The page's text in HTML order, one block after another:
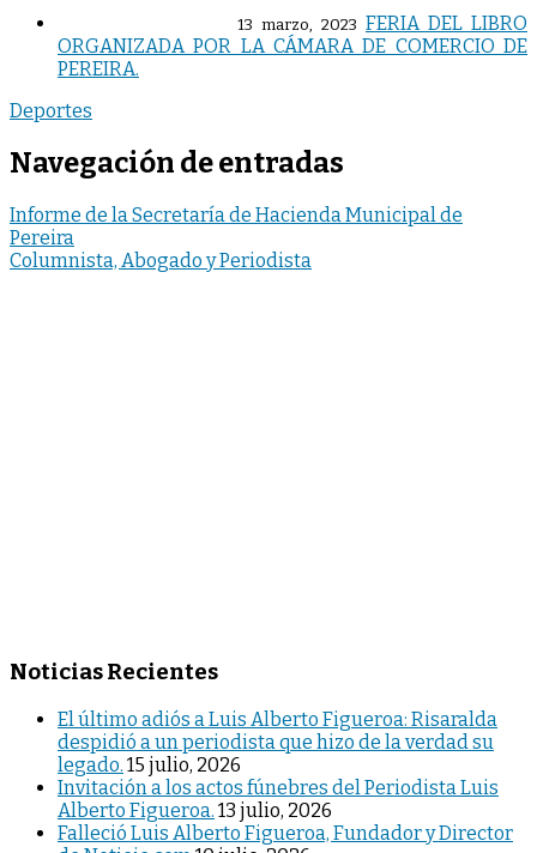
13 marzo, 2023 FERIA DEL LIBRO
ORGANIZADA POR LA CÁMARA DE COMERCIO DE
PEREIRA.
Deportes
Navegación de entradas
Informe de la Secretaría de Hacienda Municipal de
Pereira
Columnista, Abogado y Periodista
Noticias Recientes
El último adiós a Luis Alberto Figueroa: Risaralda
despidió a un periodista que hizo de la verdad su
legado. 15 julio, 2026
Invitación a los actos fúnebres del Periodista Luis
Alberto Figueroa. 13 julio, 2026
Falleció Luis Alberto Figueroa, Fundador y Director